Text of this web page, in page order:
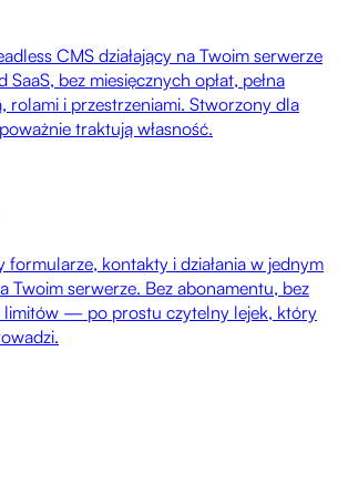
CMS działający na Twoim serwerze
bez miesięcznych opłat, pełna
rolami i przestrzeniami. Stworzony dla
traktują własność.
formularze, kontakty i działania w jednym
Twoim serwerze. Bez abonamentu, bez
limitów — po prostu czytelny lejek, który